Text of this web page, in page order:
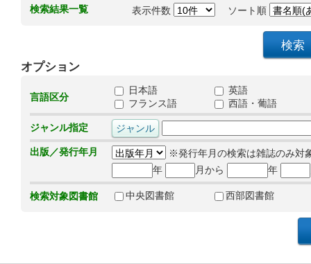
検索結果一覧 表示件数 ソート順
オプション
言語区分
日本語
英語
フランス語
西語・葡語
ジャンル指定
出版／発行年月
※発行年月の検索は雑誌のみ対
年
月から 年
検索対象図書館 中央図書館 西部図書館